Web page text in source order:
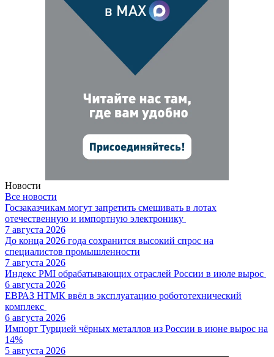
Новости
Все новости
Госзаказчикам могут запретить смешивать в лотах
отечественную и импортную электронику
7 августа 2026
До конца 2026 года сохранится высокий спрос на
специалистов промышленности
7 августа 2026
Индекс PMI обрабатывающих отраслей России в июле вырос
6 августа 2026
ЕВРАЗ НТМК ввёл в эксплуатацию робототехнический
комплекс
6 августа 2026
Импорт Турцией чёрных металлов из России в июне вырос на
14%
5 августа 2026